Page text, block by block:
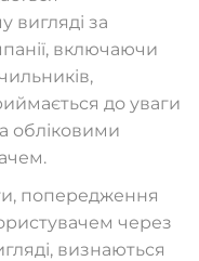
вигляді за
включаючи
до уваги
обліковими
попередження
через
визнаються